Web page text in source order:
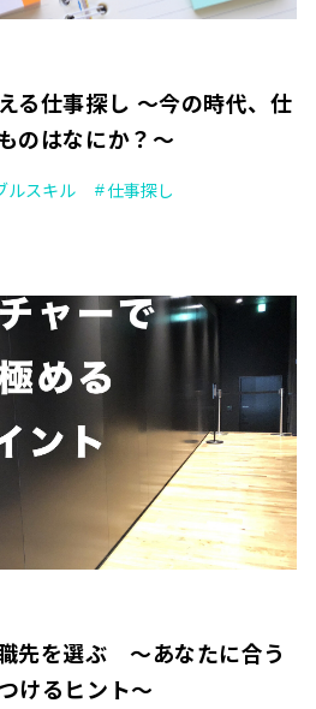
る仕事探し 〜今の時代、仕
のはなにか？〜
ルスキル
仕事探し
先を選ぶ 〜あなたに合う
けるヒント〜